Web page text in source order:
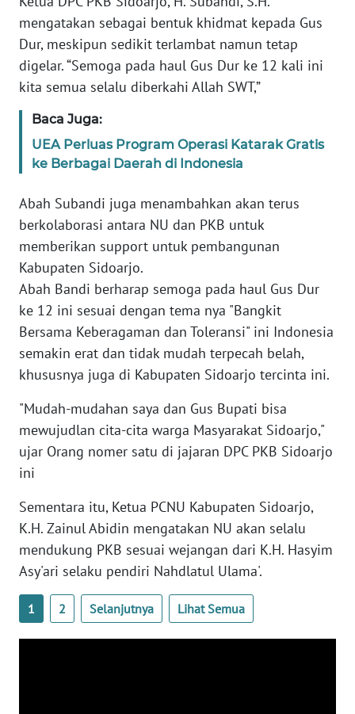
mengatakan sebagai bentuk khidmat kepada Gus
Dur, meskipun sedikit terlambat namun tetap
digelar. “Semoga pada haul Gus Dur ke 12 kali ini
kita semua selalu diberkahi Allah SWT,”
Baca Juga:
UEA Perluas Program Operasi Katarak Gratis
ke Berbagai Daerah di Indonesia
Abah Subandi juga menambahkan akan terus
berkolaborasi antara NU dan PKB untuk
memberikan support untuk pembangunan
Kabupaten Sidoarjo.
Abah Bandi berharap semoga pada haul Gus Dur
ke 12 ini sesuai dengan tema nya "Bangkit
Bersama Keberagaman dan Toleransi" ini Indonesia
semakin erat dan tidak mudah terpecah belah,
khususnya juga di Kabupaten Sidoarjo tercinta ini.
"Mudah-mudahan saya dan Gus Bupati bisa
mewujudlan cita-cita warga Masyarakat Sidoarjo,"
ujar Orang nomer satu di jajaran DPC PKB Sidoarjo
ini
Sementara itu, Ketua PCNU Kabupaten Sidoarjo,
K.H. Zainul Abidin mengatakan NU akan selalu
mendukung PKB sesuai wejangan dari K.H. Hasyim
Asy'ari selaku pendiri Nahdlatul Ulama'.
1 2 Selanjutnya Lihat Semua
PAPUA
BARAT
WN
RIAU
WN
SERAMBI
JAMBI
WN
SULTRA
WN
NTB
WN
SULTENG
WN
SULBAR
BABEL
WN
SUMBAR
SUMSEL